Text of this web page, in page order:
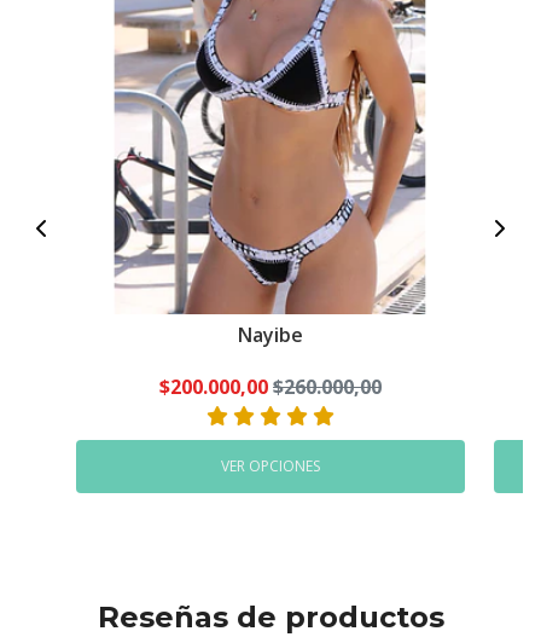
Nayibe
$200.000,00$260.000,00
VER OPCIONES
Reseñas de productos